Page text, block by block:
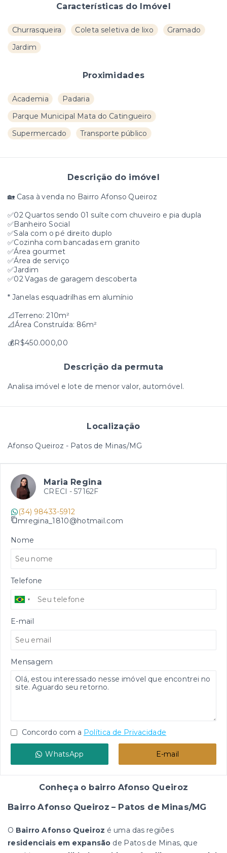
Características do Imóvel
Churrasqueira Coleta seletiva de lixo
Gramado
Jardim
Proximidades
Academia
Padaria
Parque Municipal Mata do Catingueiro
Supermercado
Transporte público
Descrição do imóvel
🏡 Casa à venda no Bairro Afonso Queiroz
✅02 Quartos sendo 01 suíte com chuveiro e pia dupla
✅Banheiro Social
✅Sala com o pé direito duplo
✅Cozinha com bancadas em granito
✅Área gourmet
✅Área de serviço
✅Jardim
✅02 Vagas de garagem descoberta
* Janelas esquadrilhas em alumínio
📐Terreno: 210m²
📐Área Construída: 86m²
💰R$450.000,00
Descrição da permuta
Analisa imóvel e lote de menor valor, automóvel.
Localização
Afonso Queiroz - Patos de Minas/MG
Maria Regina
CRECI - 57162F
(34) 98433-5912
mregina_1810@hotmail.com
Nome
Telefone
E-mail
Mensagem
Concordo com a Política de Privacidade
WhatsApp E-mail
Conheça o bairro Afonso Queiroz
Bairro Afonso Queiroz – Patos de Minas/MG
O Bairro Afonso Queiroz é uma das regiões
residenciais em expansão de Patos de Minas, que